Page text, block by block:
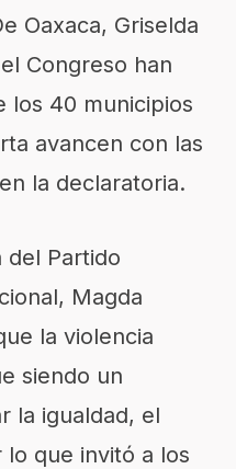
Oaxaca, Griselda
Congreso han
los 40 municipios
avancen con las
la declaratoria.
del Partido
Magda
la violencia
siendo un
la igualdad, el
que invitó a los